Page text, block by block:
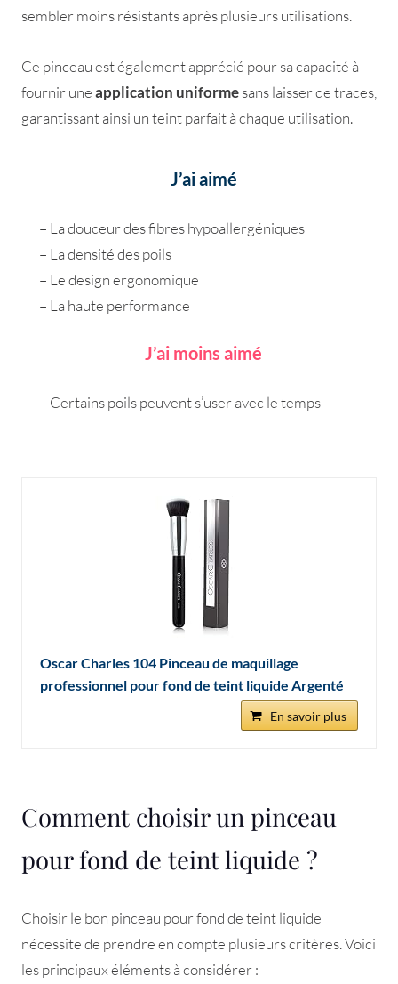
sembler moins résistants après plusieurs utilisations.
Ce pinceau est également apprécié pour sa capacité à
fournir uneapplication uniformesans laisser de traces,
garantissant ainsi un teint parfait à chaque utilisation.
J’ai aimé
– La douceur des fibres hypoallergéniques
– La densité des poils
– Le design ergonomique
– La haute performance
J’ai moins aimé
– Certains poils peuvent s’user avec le temps
Oscar Charles 104 Pinceau de maquillage
professionnel pour fond de teint liquide Argenté
En savoir plus
Comment choisir un pinceau
pour fond de teint liquide ?
Choisir le bon pinceau pour fond de teint liquide
nécessite de prendre en compte plusieurs critères. Voici
les principaux éléments à considérer :